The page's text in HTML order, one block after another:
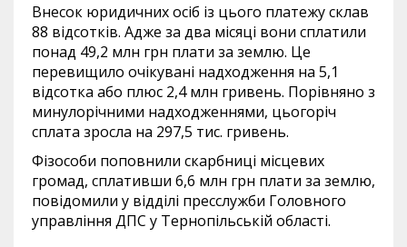
Внесок юридичних осіб із цього платежу склав
88 відсотків. Адже за два місяці вони сплатили
понад 49,2 млн грн плати за землю. Це
перевищило очікувані надходження на 5,1
відсотка або плюс 2,4 млн гривень. Порівняно з
минулорічними надходженнями, цьогоріч
сплата зросла на 297,5 тис. гривень.
Фізособи поповнили скарбниці місцевих
громад, сплативши 6,6 млн грн плати за землю,
повідомили у відділі пресслужби Головного
управління ДПС у Тернопільській області.